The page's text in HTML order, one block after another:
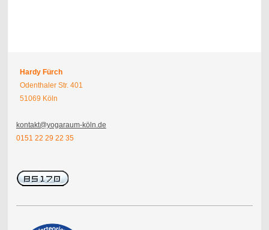
Hardy Fürch
Odenthaler Str. 401
51069 Köln
kontakt@yogaraum-köln.de
0151 22 29 22 35